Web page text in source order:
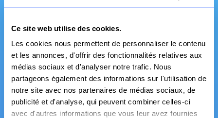
Ce site web utilise des cookies.
Les cookies nous permettent de personnaliser le contenu
et les annonces, d'offrir des fonctionnalités relatives aux
médias sociaux et d'analyser notre trafic. Nous
partageons également des informations sur l'utilisation de
notre site avec nos partenaires de médias sociaux, de
publicité et d'analyse, qui peuvent combiner celles-ci
avec d'autres informations que vous leur avez fournies
Fabrication Française
Canapé et literie